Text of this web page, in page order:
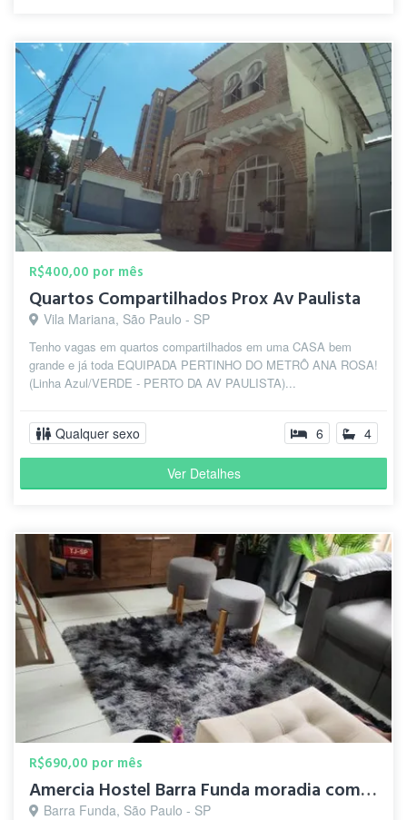
R$400,00 por mês
Quartos Compartilhados Prox Av Paulista
Vila Mariana, São Paulo - SP
Tenho vagas em quartos compartilhados em uma CASA bem
grande e já toda EQUIPADA PERTINHO DO METRÔ ANA ROSA!
(Linha Azul/VERDE - PERTO DA AV PAULISTA)...
Qualquer sexo 6 4
Ver Detalhes
R$690,00 por mês
Amercia Hostel Barra Funda moradia compartilhada para homens
Barra Funda, São Paulo - SP